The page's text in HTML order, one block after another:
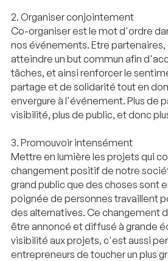
2. Organiser conjointement
Co-organiser est le mot d'ordre
nos événements. Etre
atteindre un but commun afin
tâches, et ainsi renforcer le
partage et de solidarité tout en
envergure à l'événement. Plus de
visibilité, plus de public, et donc
3. Promouvoir intensément
Mettre en lumière les projets qui
changement positif de notre
grand public que des choses sont
poignée de personnes travaillent
des alternatives. Ce changement
être annoncé et diffusé à grande
visibilité aux projets, c'est aussi
entrepreneurs de toucher un plus